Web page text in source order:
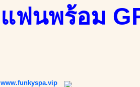
แฟนพร้อม
www.funkyspa.vip